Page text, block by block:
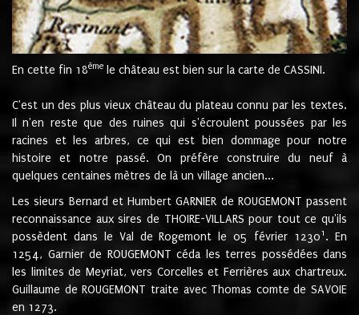
En cette fin 18ème le château est bien sur la carte de CASSINI.
C'est un des plus vieux château du plateau connu par les textes.
Il n'en reste que des ruines qui s'écroulent poussées par les
racines et les arbres, ce qui est bien dommage pour notre
histoire et notre passé. On préfère construire du neuf à
quelques centaines mètres de là un village ancien...
Les sieurs Bernard et Humbert GARNIER de ROUGEMONT passent
reconnaissance aux sires de THOIRE-VILLARS pour tout ce qu'ils
possèdent dans le Val de Rogemont le 05 février 12301 . En
1254, Garnier de ROUGEMONT céda les terres possédées dans
les limites de Meyriat, vers Corcelles et Ferrières aux chartreux.
Guillaume de ROUGEMONT traite avec Thomas comte de SAVOIE
en 1273.